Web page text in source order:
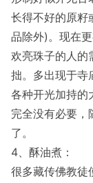
长得不好的原籽
品除外)。现在
欢亮珠子的人的
拙。多出现于寺
各种开光加持的
完全没有必要，
了。
4、酥油煮：
很多藏传佛教徒